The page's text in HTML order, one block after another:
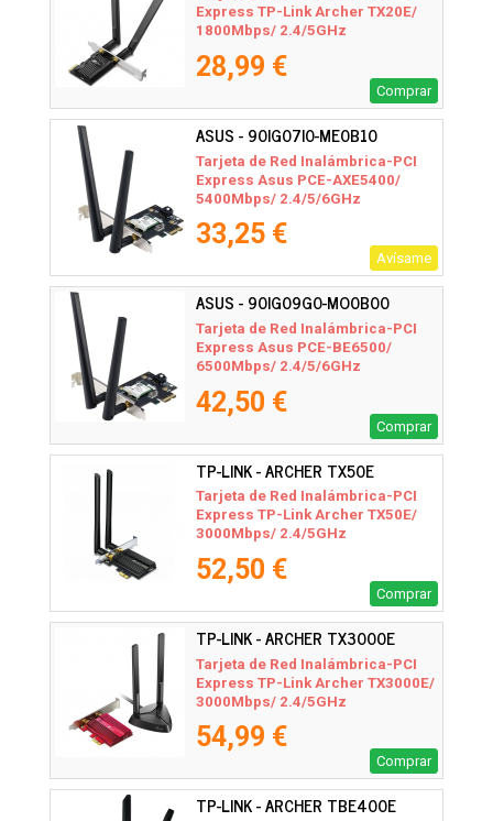
Express TP-Link Archer TX20E/
1800Mbps/ 2.4/5GHz
28,99 €
Comprar
ASUS - 90IG07I0-ME0B10
Tarjeta de Red Inalámbrica-PCI
Express Asus PCE-AXE5400/
5400Mbps/ 2.4/5/6GHz
33,25 €
Avísame
ASUS - 90IG09G0-MO0B00
Tarjeta de Red Inalámbrica-PCI
Express Asus PCE-BE6500/
6500Mbps/ 2.4/5/6GHz
42,50 €
Comprar
TP-LINK - ARCHER TX50E
Tarjeta de Red Inalámbrica-PCI
Express TP-Link Archer TX50E/
3000Mbps/ 2.4/5GHz
52,50 €
Comprar
TP-LINK - ARCHER TX3000E
Tarjeta de Red Inalámbrica-PCI
Express TP-Link Archer TX3000E/
3000Mbps/ 2.4/5GHz
54,99 €
Comprar
TP-LINK - ARCHER TBE400E